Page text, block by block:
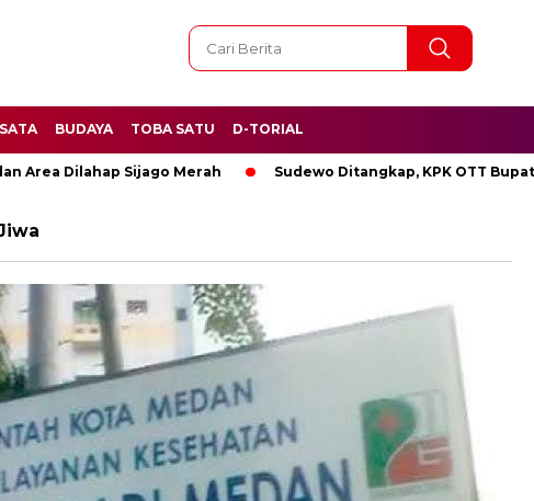
BUDAYA TOBA SATU D-TORIAL
Dilahap Sijago Merah Sudewo Ditangkap, KPK OTT Bupati Pati